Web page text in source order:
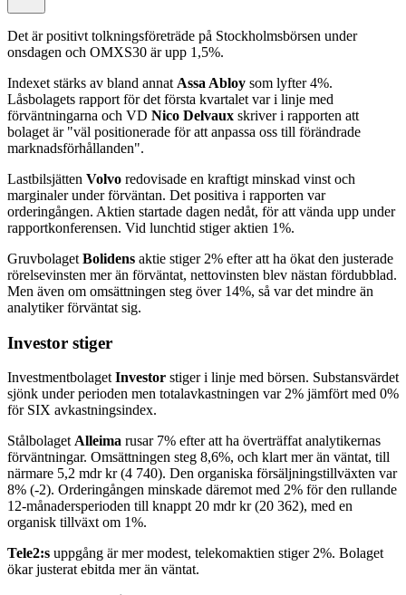
Det är positivt tolkningsföreträde på Stockholmsbörsen under
onsdagen och OMXS30 är upp 1,5%.
Indexet stärks av bland annat Assa Abloy som lyfter 4%.
Låsbolagets rapport för det första kvartalet var i linje med
förväntningarna och VD Nico Delvaux skriver i rapporten att
bolaget är "väl positionerade för att anpassa oss till förändrade
marknadsförhållanden".
Lastbilsjätten Volvo redovisade en kraftigt minskad vinst och
marginaler under förväntan. Det positiva i rapporten var
orderingången. Aktien startade dagen nedåt, för att vända upp under
rapportkonferensen. Vid lunchtid stiger aktien 1%.
Gruvbolaget Bolidens aktie stiger 2% efter att ha ökat den justerade
rörelsevinsten mer än förväntat, nettovinsten blev nästan fördubblad.
Men även om omsättningen steg över 14%, så var det mindre än
analytiker förväntat sig.
Investor stiger
Investmentbolaget Investor stiger i linje med börsen. Substansvärdet
sjönk under perioden men totalavkastningen var 2% jämfört med 0%
för SIX avkastningsindex.
Stålbolaget Alleima rusar 7% efter att ha överträffat analytikernas
förväntningar. Omsättningen steg 8,6%, och klart mer än väntat, till
närmare 5,2 mdr kr (4 740). Den organiska försäljningstillväxten var
8% (-2). Orderingången minskade däremot med 2% för den rullande
12-månadersperioden till knappt 20 mdr kr (20 362), med en
organisk tillväxt om 1%.
Tele2:s uppgång är mer modest, telekomaktien stiger 2%. Bolaget
ökar justerat ebitda mer än väntat.